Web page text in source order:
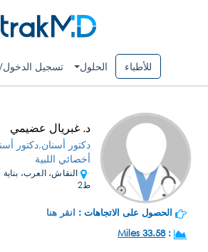
للأطباء الحلول تسجيل
د. غبريال عضيمي
دكتور أسنان,دكتور
أخصائي اللبية
النقاش، العرب،
ط2
الحصول على الاتجاهات : انقر هنا
:
33.58 Miles